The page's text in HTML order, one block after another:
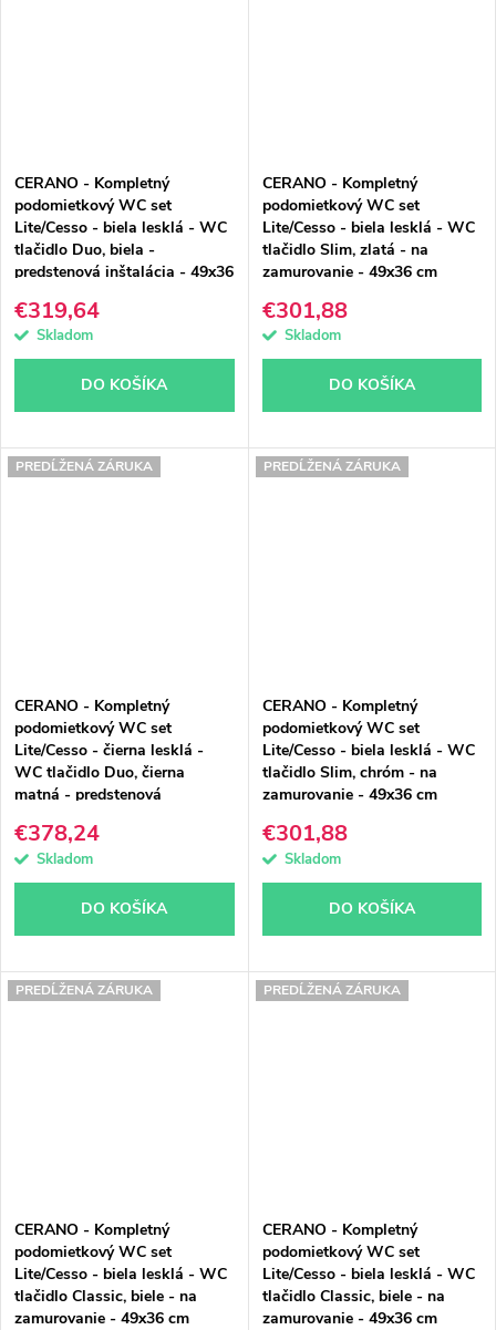
CERANO - Kompletný
podomietkový WC set
Lite/Cesso - biela lesklá - WC
tlačidlo Duo, biela -
predstenová inštalácia - 49x36
€319,64
Skladom
DO KOŠÍKA
CERANO - Kompletný
podomietkový WC set
Lite/Cesso - biela lesklá - WC
tlačidlo Slim, zlatá - na
zamurovanie - 49x36 cm
€301,88
Skladom
DO KOŠÍKA
PREDĹŽENÁ ZÁRUKA
CERANO - Kompletný
podomietkový WC set
Lite/Cesso - čierna lesklá -
WC tlačidlo Duo, čierna
matná - predstenová
€378,24
Skladom
DO KOŠÍKA
PREDĹŽENÁ ZÁRUKA
CERANO - Kompletný
podomietkový WC set
Lite/Cesso - biela lesklá - WC
tlačidlo Slim, chróm - na
zamurovanie - 49x36 cm
€301,88
Skladom
DO KOŠÍKA
PREDĹŽENÁ ZÁRUKA
CERANO - Kompletný
podomietkový WC set
Lite/Cesso - biela lesklá - WC
tlačidlo Classic, biele - na
zamurovanie - 49x36 cm
PREDĹŽENÁ ZÁRUKA
CERANO - Kompletný
podomietkový WC set
Lite/Cesso - biela lesklá - WC
tlačidlo Classic, biele - na
zamurovanie - 49x36 cm